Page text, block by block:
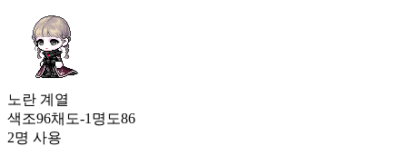
노란 계열
색조96채도-1 명도86
2명 사용